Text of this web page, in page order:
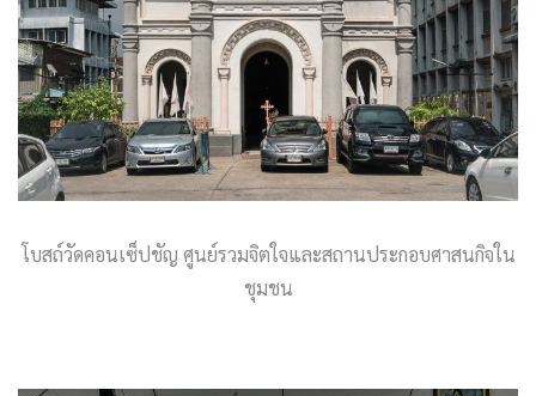
โบสถ์วัดคอนเซ็ปชัญ ศูนย์รวมจิตใจและสถานประกอบศาสนกิจใน
ชุมชน